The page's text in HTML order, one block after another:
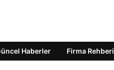
Haberler Firma Rehberi